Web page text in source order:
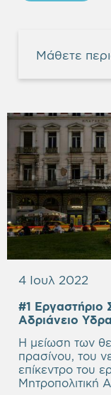
Μάθετε
4 Ιουλ 2022
#1 Εργαστήριο
Αδριάνειο
Η μείωση των
πρασίνου, του
επίκεντρο του
Μητροπολιτική